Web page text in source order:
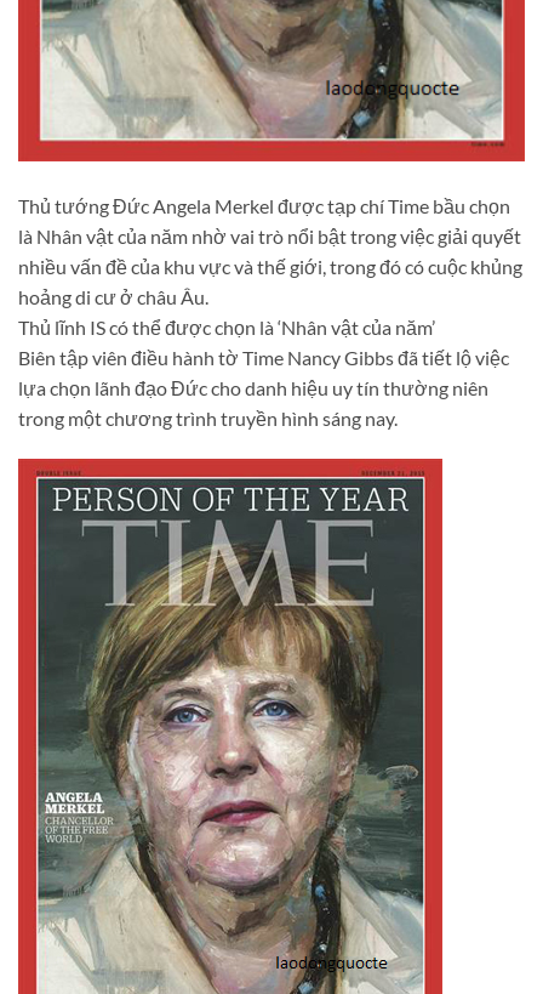
Thủ tướng Đức Angela Merkel được tạp chí Time bầu chọn
là Nhân vật của năm nhờ vai trò nổi bật trong việc giải quyết
nhiều vấn đề của khu vực và thế giới, trong đó có cuộc khủng
hoảng di cư ở châu Âu.
Thủ lĩnh IS có thể được chọn là ‘Nhân vật của năm’
Biên tập viên điều hành tờ Time Nancy Gibbs đã tiết lộ việc
lựa chọn lãnh đạo Đức cho danh hiệu uy tín thường niên
trong một chương trình truyền hình sáng nay.